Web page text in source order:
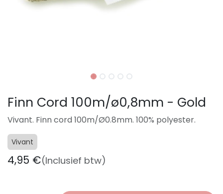
Finn Cord 100m/ø0,8mm - Gold
Vivant. Finn cord 100m/Ø0.8mm. 100% polyester.
Vivant
4,95 €(Inclusief btw)